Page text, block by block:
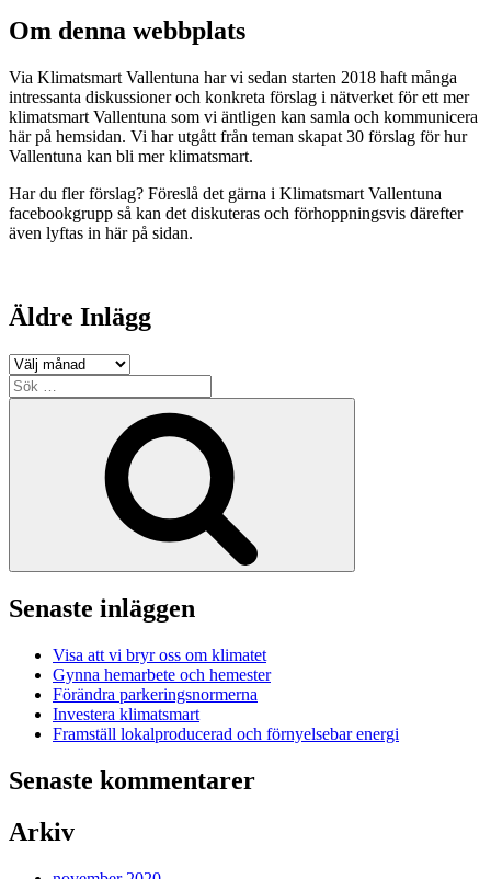
Om denna webbplats
Via Klimatsmart Vallentuna har vi sedan starten 2018 haft många
intressanta diskussioner och konkreta förslag i nätverket för ett mer
klimatsmart Vallentuna som vi äntligen kan samla och kommunicera
här på hemsidan. Vi har utgått från teman skapat 30 förslag för hur
Vallentuna kan bli mer klimatsmart.
Har du fler förslag? Föreslå det gärna i Klimatsmart Vallentuna
facebookgrupp så kan det diskuteras och förhoppningsvis därefter
även lyftas in här på sidan.
Äldre Inlägg
Äldre
Inlägg
Sök
efter:
Senaste inläggen
Visa att vi bryr oss om klimatet
Gynna hemarbete och hemester
Förändra parkeringsnormerna
Investera klimatsmart
Framställ lokalproducerad och förnyelsebar energi
Senaste kommentarer
Arkiv